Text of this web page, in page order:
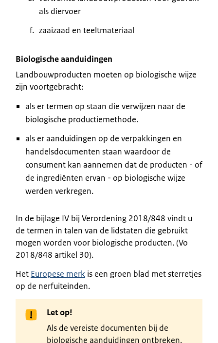
als diervoer
zaaizaad en teeltmateriaal
Biologische aanduidingen
Landbouwproducten moeten op biologische wijze
zijn voortgebracht:
als er termen op staan die verwijzen naar de
biologische productiemethode.
als er aanduidingen op de verpakkingen en
handelsdocumenten staan waardoor de
consument kan aannemen dat de producten - of
de ingrediënten ervan - op biologische wijze
werden verkregen.
In de bijlage IV bij Verordening 2018/848 vindt u
de termen in talen van de lidstaten die gebruikt
mogen worden voor biologische producten. (Vo
2018/848 artikel 30).
Het Europese merk is een groen blad met sterretjes
op de nerfuiteinden.
Let op!
Als de vereiste documenten bij de
biologische aanduidingen ontbreken,